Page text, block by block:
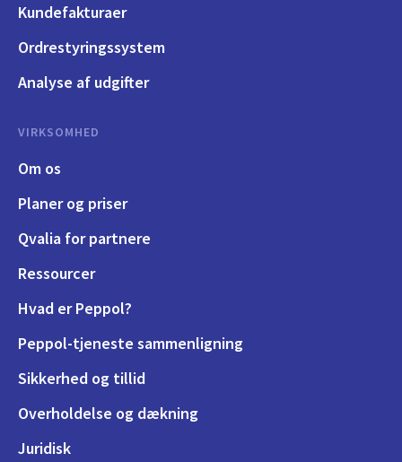
Kundefakturaer
Ordrestyringssystem
Analyse af udgifter
VIRKSOMHED
Om os
Planer og priser
Qvalia for partnere
Ressourcer
Hvad er Peppol?
Peppol-tjeneste sammenligning
Sikkerhed og tillid
Overholdelse og dækning
Juridisk